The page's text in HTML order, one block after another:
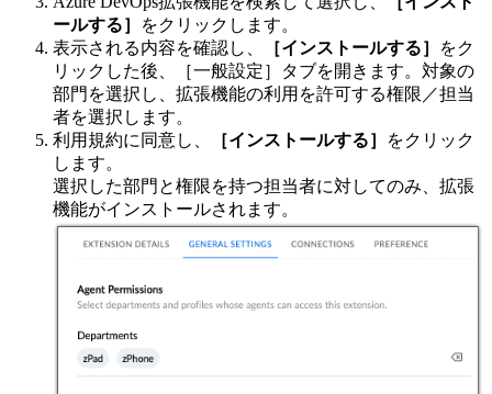
ールする］
をクリックします。
表示される内容を確認し、
［インストールする］
をク
リックした後、［一般設定］タブを開きます。対象の
部門を選択し、拡張機能の利用を許可する権限／担当
者を選択します。
利用規約に同意し、
［インストールする］
をクリック
します。
選択した部門と権限を持つ担当者に対してのみ、拡張
機能がインストールされます。